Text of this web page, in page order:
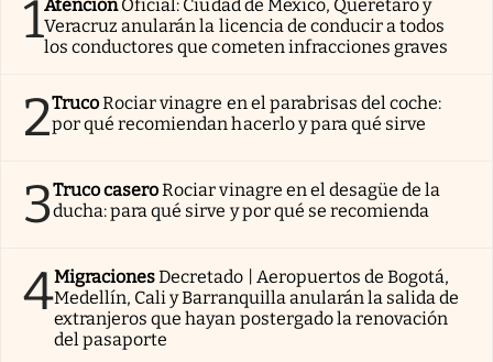
1AtenciónOficial: Ciudad de México, Querétaro y
Veracruz anularán la licencia de conducir a todos
los conductores que cometen infracciones graves
2TrucoRociar vinagre en el parabrisas del coche:
por qué recomiendan hacerlo y para qué sirve
3Truco caseroRociar vinagre en el desagüe de la
ducha: para qué sirve y por qué se recomienda
4MigracionesDecretado | Aeropuertos de Bogotá,
Medellín, Cali y Barranquilla anularán la salida de
extranjeros que hayan postergado la renovación
del pasaporte